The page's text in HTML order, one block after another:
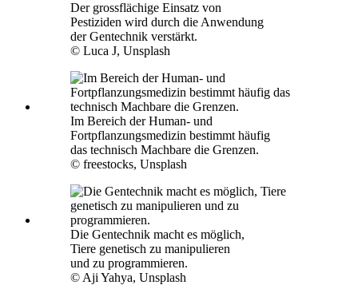
Der grossflächige Einsatz von
Pestiziden wird durch die Anwendung
der Gentechnik verstärkt.
© Luca J, Unsplash
Im Bereich der Human- und
Fortpflanzungsmedizin bestimmt häufig
das technisch Machbare die Grenzen.
© freestocks, Unsplash
Die Gentechnik macht es möglich,
Tiere genetisch zu manipulieren
und zu programmieren.
© Aji Yahya, Unsplash